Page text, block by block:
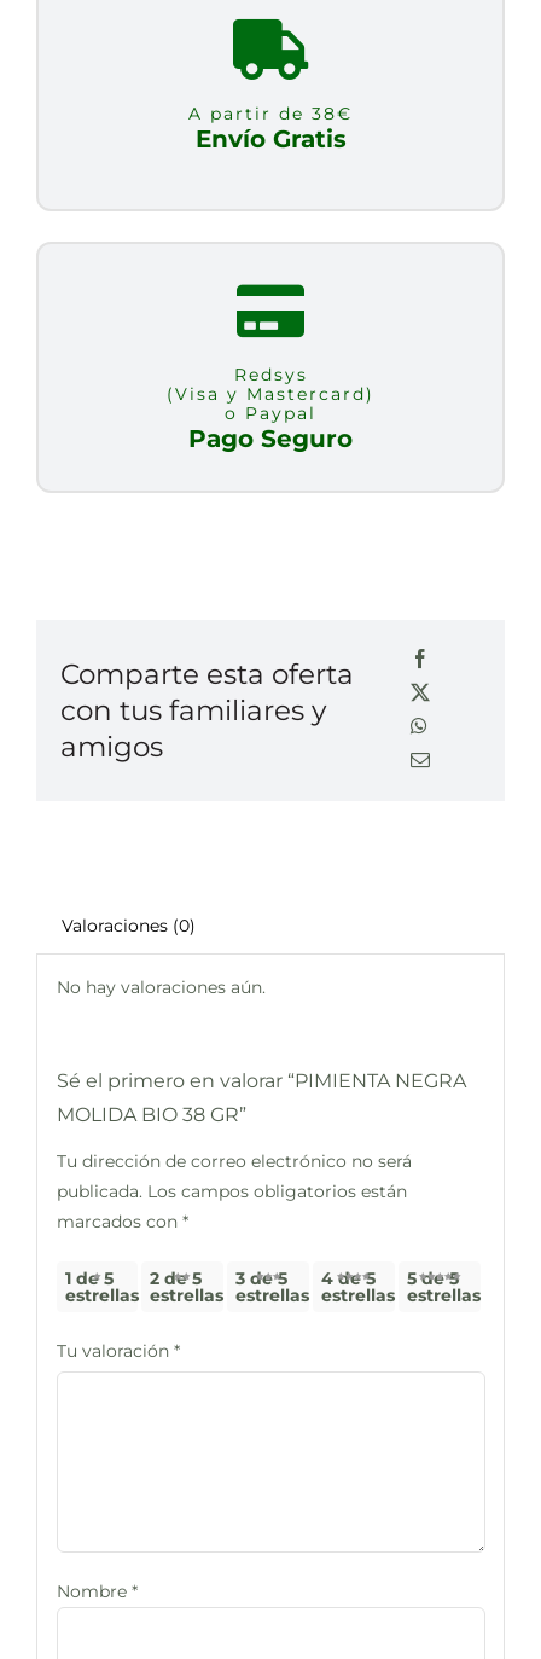
A partir de 38€
Envío Gratis
Redsys
(Visa y Mastercard)
o Paypal
Pago Seguro
Comparte esta oferta
con tus familiares y
amigos
Valoraciones (0)
No hay valoraciones aún.
Sé el primero en valorar “PIMIENTA NEGRA
MOLIDA BIO 38 GR”
Tu dirección de correo electrónico no será
publicada. Los campos obligatorios están
marcados con *
1 de 5
estrellas
2 de 5
estrellas
3 de 5
estrellas
4 de 5
estrellas
5 de 5
estrellas
Tu valoración *
Nombre *